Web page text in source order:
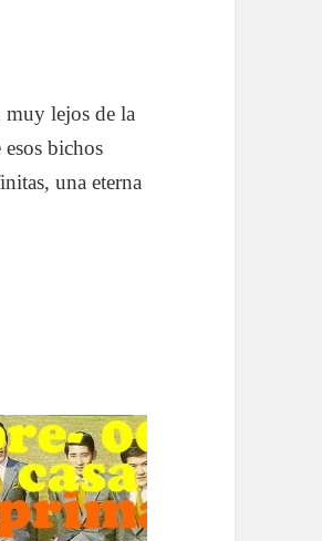
muy lejos de la
bichos
una eterna